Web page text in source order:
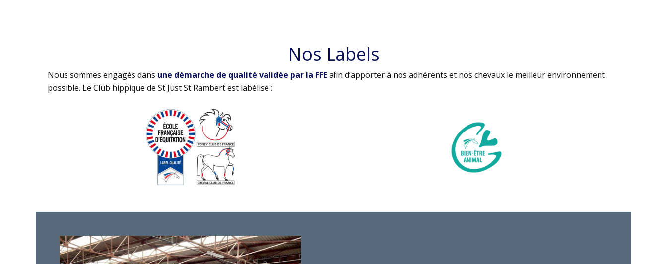
Nos Labels
Nous sommes engagés dans une démarche de qualité validée par la FFEafin d’apporter à nos adhérents et nos chevaux le meilleur environnement
possible. Le Club hippique de St Just St Rambert est labélisé :